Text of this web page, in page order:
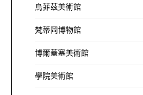
烏菲茲美術館
梵蒂岡博物館
博爾蓋塞美術館
學院美術館